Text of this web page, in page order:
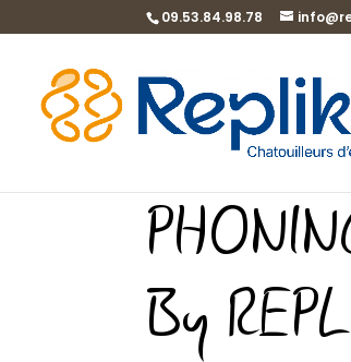
09.53.84.98.78
By